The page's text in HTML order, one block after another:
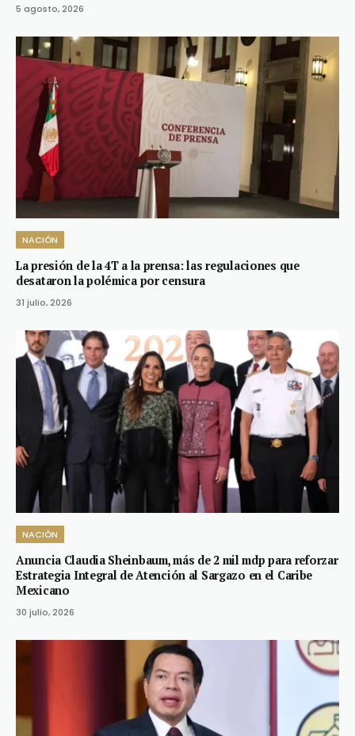
5 agosto, 2026
NACIÓN
La presión de la 4T a la prensa: las regulaciones que
desataron la polémica por censura
31 julio, 2026
NACIÓN
Anuncia Claudia Sheinbaum, más de 2 mil mdp para reforzar
Estrategia Integral de Atención al Sargazo en el Caribe
Mexicano
30 julio, 2026